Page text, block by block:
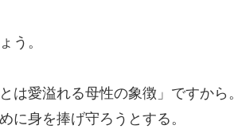
う。
は愛溢れる母性の象徴」ですから。
に身を捧げ守ろうとする。